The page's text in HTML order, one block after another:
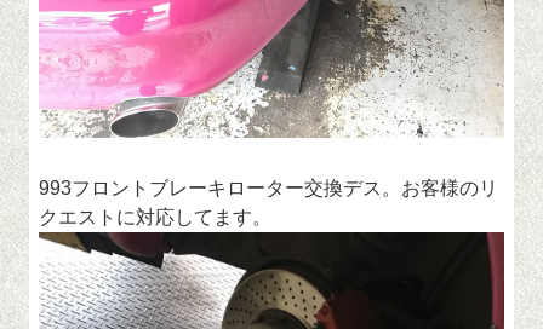
993フロントブレーキローター交換デス。お客様のリ
クエストに対応してます。